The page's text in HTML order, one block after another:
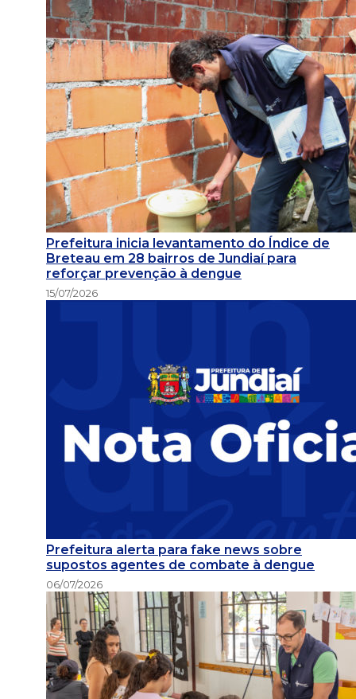
Prefeitura inicia levantamento do Índice de
Breteau em 28 bairros de Jundiaí para
reforçar prevenção à dengue
15/07/2026
Prefeitura alerta para fake news sobre
supostos agentes de combate à dengue
06/07/2026